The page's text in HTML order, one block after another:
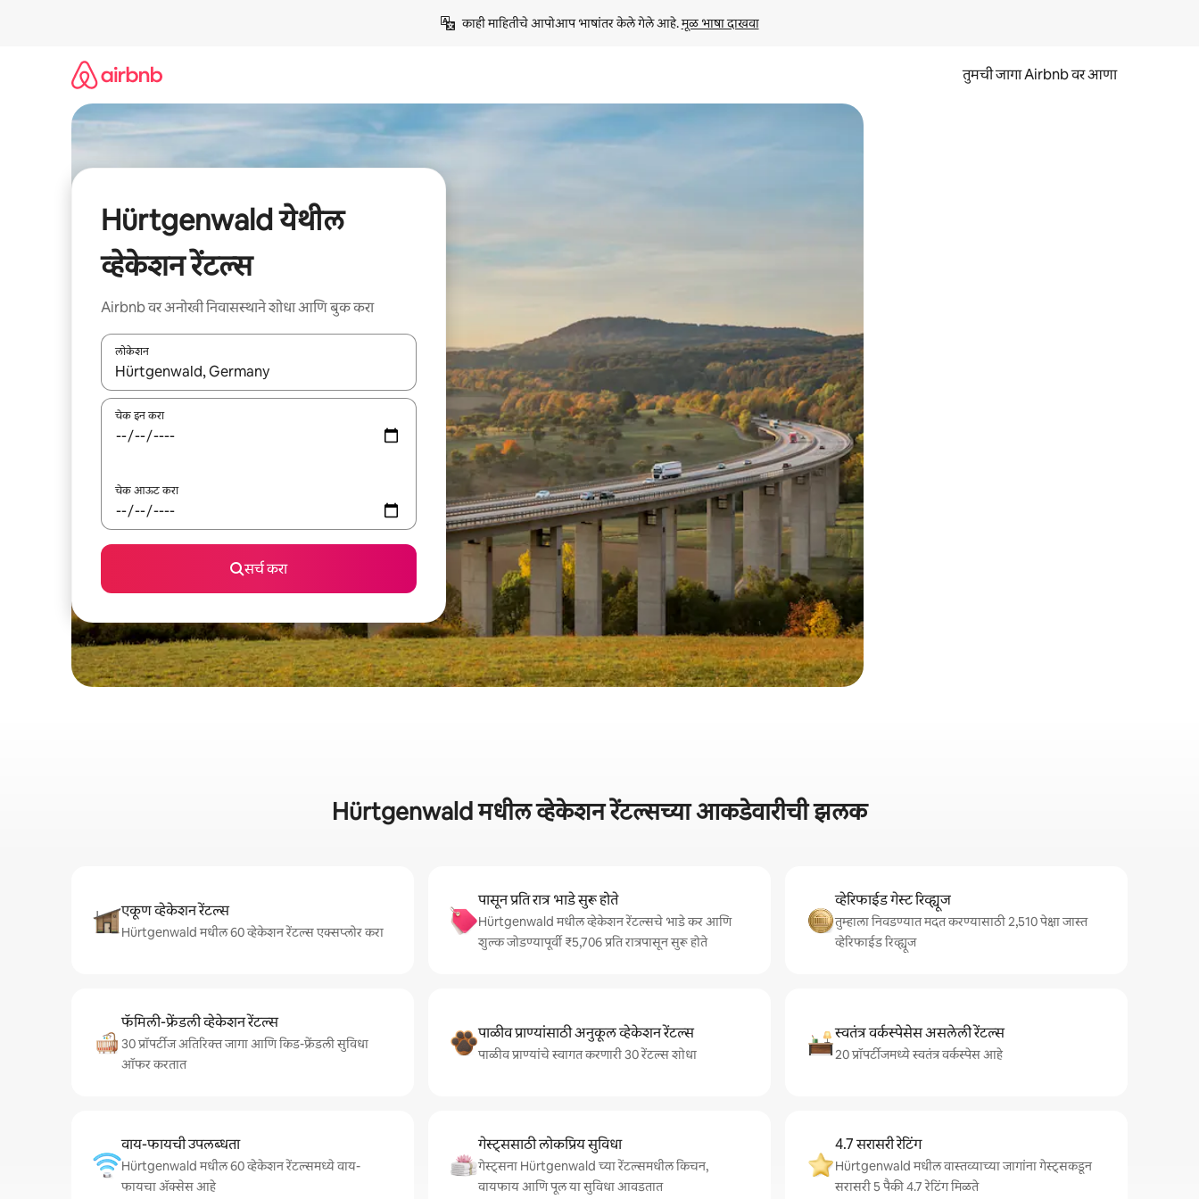
काही माहितीचे आपोआप भाषांतर केले गेले आहे. मूळ भाषा दाखवा
तुमची जागा Airbnb वर आणा
Hürtgenwald येथील
व्हेकेशन रेंटल्स
Airbnb वर अनोखी निवासस्थाने शोधा आणि बुक करा
लोकेशन
जेव्हा परिणाम उपलब्ध असतील, तेव्हा वरच्या आणि खाली बाणांच्या किजसह नेव्हिगेट करा किंवा स्पर्शाने स्वाइप जेश्चर्स वापरून एक्सप्लोर करा.
चेक इन करा
चेक आऊट करा
सर्च करा
Hürtgenwald मधील व्हेकेशन रेंटल्सच्या आकडेवारीची झलक
एकूण व्हेकेशन रेंटल्स
Hürtgenwald मधील 60 व्हेकेशन रेंटल्स एक्सप्लोर करा
पासून प्रति रात्र भाडे सुरू होते
Hürtgenwald मधील व्हेकेशन रेंटल्सचे भाडे कर आणि
शुल्क जोडण्यापूर्वी ₹5,706 प्रति रात्रपासून सुरू होते
व्हेरिफाईड गेस्ट रिव्ह्यूज
तुम्हाला निवडण्यात मदत करण्यासाठी 2,510 पेक्षा जास्त
व्हेरिफाईड रिव्ह्यूज
फॅमिली-फ्रेंडली व्हेकेशन रेंटल्स
30 प्रॉपर्टीज अतिरिक्त जागा आणि किड-फ्रेंडली सुविधा
ऑफर करतात
पाळीव प्राण्यांसाठी अनुकूल व्हेकेशन रेंटल्स
पाळीव प्राण्यांचे स्वागत करणारी 30 रेंटल्स शोधा
स्वतंत्र वर्कस्पेसेस असलेली रेंटल्स
20 प्रॉपर्टीजमध्ये स्वतंत्र वर्कस्पेस आहे
वाय-फायची उपलब्धता
Hürtgenwald मधील 60 व्हेकेशन रेंटल्समध्ये वाय-
फायचा अ‍ॅक्सेस आहे
गेस्ट्ससाठी लोकप्रिय सुविधा
गेस्ट्सना Hürtgenwald च्या रेंटल्समधील किचन,
वायफाय आणि पूल या सुविधा आवडतात
4.7 सरासरी रेटिंग
Hürtgenwald मधील वास्तव्याच्या जागांना गेस्ट्सकडून
सरासरी 5 पैकी 4.7 रेटिंग मिळते